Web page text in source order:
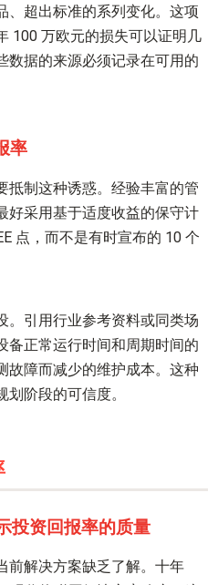
、超出标准的系列变化。这项
100 万欧元的损失可以证明几
数据的来源必须记录在可用的
率
抵制这种诱惑。经验丰富的管
好采用基于适度收益的保守计
点，而不是有时宣布的 10 个
。引用行业参考资料或同类场
备正常运行时间和周期时间的
故障而减少的维护成本。这种
阶段的可信度。
投资回报率的质量
前解决方案缺乏了解。十年